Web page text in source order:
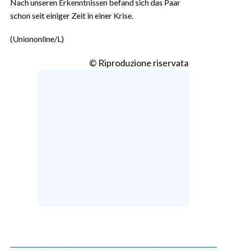
Nach unseren Erkenntnissen befand sich das Paar
schon seit einiger Zeit in einer Krise.
(Uniononline/L)
© Riproduzione riservata